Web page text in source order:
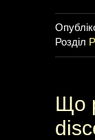
Розділ
Що